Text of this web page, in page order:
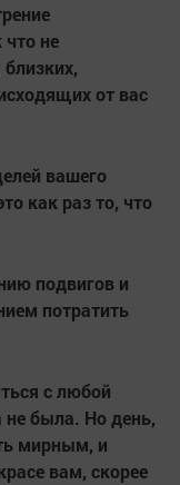
что не
от вас
вашего
как раз то, что
подвигов и
потратить
с любой
не была. Но день,
мирным, и
вам, скорее